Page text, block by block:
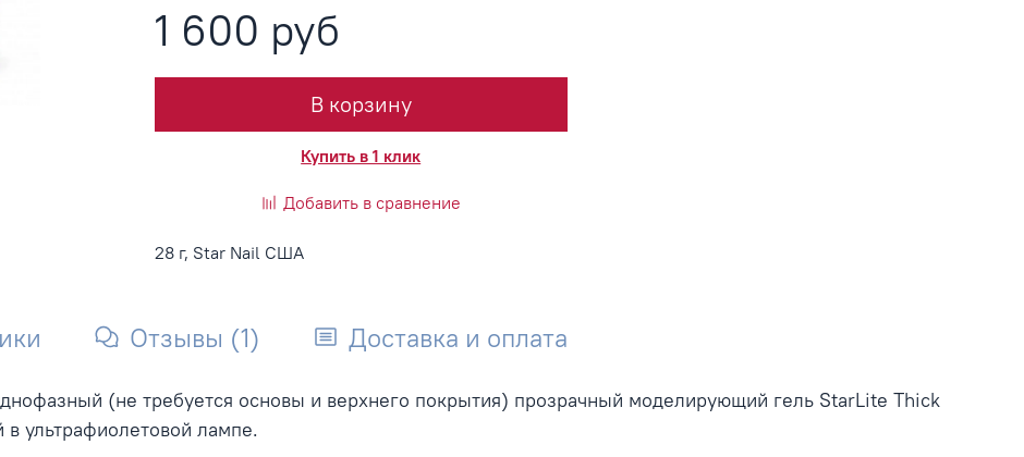
1 600 руб
В корзину
Купить в 1 клик
Добавить в сравнение
28 г, Star Nail США
Отзывы (1) Доставка и оплата
(не требуется основы и верхнего покрытия) прозрачный моделирующий гель StarLite Thick
ультрафиолетовой лампе.